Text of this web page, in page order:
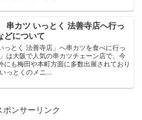
串カツ いっとく 法善寺店へ行っ
どについて
っとく 法善寺店」へ串カツを食べに行っ
は大阪で人気の串カツチェーン店で、今
にも梅田や本町方面に多数出展されており
っとくのメニ...
ポンサーリンク